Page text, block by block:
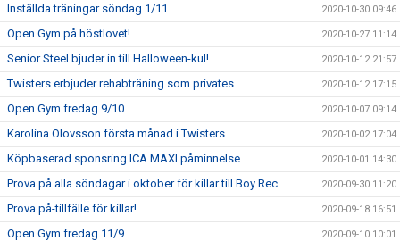
Inställda träningar söndag 1/11 2020-10-30 09:46
Open Gym på höstlovet! 2020-10-27 11:14
Senior Steel bjuder in till Halloween-kul! 2020-10-12 21:57
Twisters erbjuder rehabträning som privates 2020-10-12 17:15
Open Gym fredag 9/10 2020-10-07 09:14
Karolina Olovsson första månad i Twisters 2020-10-02 17:04
Köpbaserad sponsring ICA MAXI påminnelse 2020-10-01 14:30
Prova på alla söndagar i oktober för killar till Boy Rec 2020-09-30 11:20
Prova på-tillfälle för killar! 2020-09-18 16:51
Open Gym fredag 11/9 2020-09-10 10:01